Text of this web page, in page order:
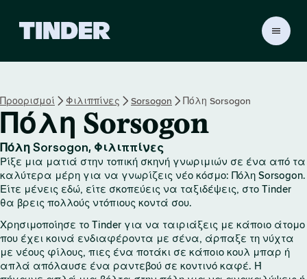
ή
σ
ε
λ
ί
δ
α
T
n
d
e
r
Προορισμοί Φιλιππίνες Sorsogon Πόλη Sorsogon
Πόλη Sorsogon
Πόλη Sorsogon, Φιλιππίνες
Ρίξε μια ματιά στην τοπική σκηνή γνωριμιών σε ένα από τα
καλύτερα μέρη για να γνωρίζεις νέο κόσμο: Πόλη Sorsogon.
Είτε μένεις εδώ, είτε σκοπεύεις να ταξιδέψεις, στο Tinder
θα βρεις πολλούς ντόπιους κοντά σου.
Χρησιμοποίησε το Tinder για να ταιριάξεις με κάποιο άτομο
που έχει κοινά ενδιαφέροντα με σένα, άρπαξε τη νύχτα
με νέους φίλους, πιες ένα ποτάκι σε κάποιο κουλ μπαρ ή
απλά απόλαυσε ένα ραντεβού σε κοντινό καφέ. Ή